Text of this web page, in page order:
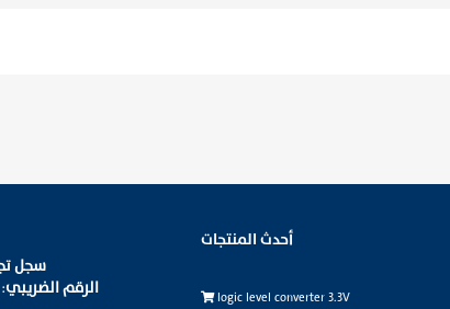
أحدث المنتجات
logic level converter 3.3V
سجل
الرقم الضريبي: 310095677500003